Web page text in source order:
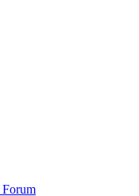
Forum